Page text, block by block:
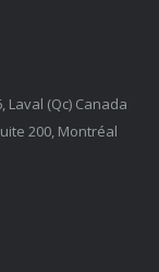
Laval (Qc) Canada
200, Montréal